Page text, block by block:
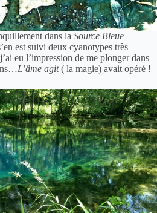
dans la Source Bleue
est suivi deux cyanotypes très
eu l’impression de me plonger dans
L’âme agit( la magie) avait opéré !